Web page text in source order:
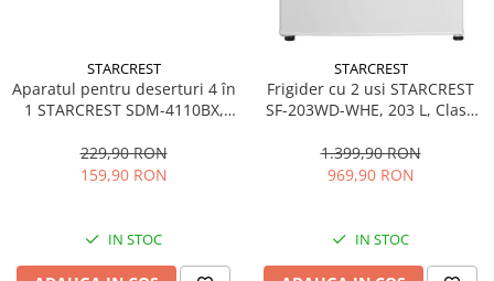
STARCREST
Aparatul pentru deserturi 4 în
1 STARCREST SDM-4110BX,
invelis ceramic pentru vafe,
nuci, gogosi si smile
229,90 RON
159,90 RON
IN STOC
STARCREST
Frigider cu 2 usi STARCREST
SF-203WD-WHE, 203 L, Clasa
Termostat Ajustabil, Usi
reversibile, H 145 cm, Alb
1.399,90 RON
969,90 RON
IN STOC